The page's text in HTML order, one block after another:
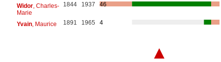
Widor, Charles-
Marie
1844 1937 46
Yvain, Maurice 1891 1965 4
▲